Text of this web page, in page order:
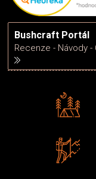
Bushcraft Portál
Recenze - Návody -